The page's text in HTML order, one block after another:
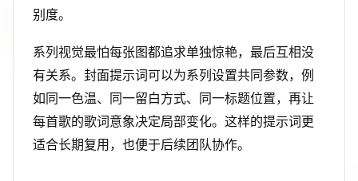
别度。
系列视觉最怕每张图都追求单独惊艳，最后互相没
有关系。封面提示词可以为系列设置共同参数，例
如同一色温、同一留白方式、同一标题位置，再让
每首歌的歌词意象决定局部变化。这样的提示词更
适合长期复用，也便于后续团队协作。